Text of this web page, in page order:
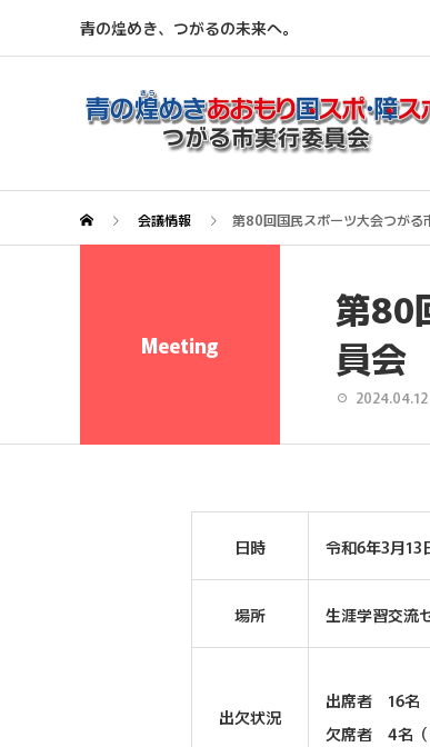
青の煌めき、つがるの未来へ。
会議情報 第80回国民スポーツ大会つがる
Meeting
第80
員会
2024.04.12
日時 令和6年3月13
場所 生涯学習交
出欠状況
出席者 16名
欠席者 4名（